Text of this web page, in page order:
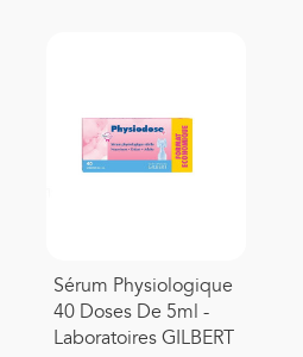
Sérum Physiologique
40 Doses De 5ml -
Laboratoires GILBERT